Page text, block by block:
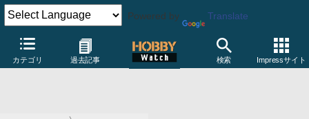
Powered by Translate
カテゴリ 過去記事 検索 Impressサイト